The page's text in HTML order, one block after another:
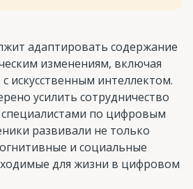
адаптировать содержание
изменениям, включая
искусственным интеллектом.
усилить сотрудничество
по цифровым
развивали не только
и социальные
для жизни в цифровом